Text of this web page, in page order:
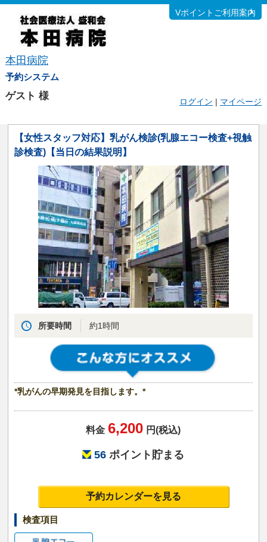
本田病院
予約システム
Vポイントご利用案内
ゲスト 様 ログイン | マイページ
【女性スタッフ対応】乳がん検診(乳腺エコー検査+視触
診検査)【当日の結果説明】
所要時間 約1時間
*乳がんの早期発見を目指します。*
料金 6,200 円(税込)
56ポイント貯まる
予約カレンダーを見る
検査項目